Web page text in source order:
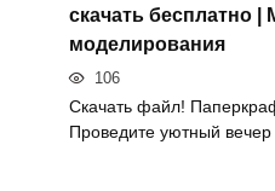
скачать бесплатно
моделирования
106
Скачать файл!
Проведите уютный вечер